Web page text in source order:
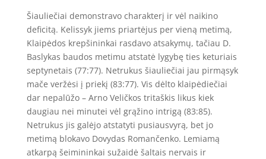
Šiauliečiai demonstravo charakterį ir vėl naikino
deficitą. Kelissyk jiems priartėjus per vieną metimą,
Klaipėdos krepšininkai rasdavo atsakymų, tačiau D.
Baslykas baudos metimu atstatė lygybę ties keturiais
septynetais (77:77). Netrukus šiauliečiai jau pirmąsyk
mače veržėsi į priekį (83:77). Vis dėlto klaipėdiečiai
dar nepalūžo – Arno Veličkos tritaškis likus kiek
daugiau nei minutei vėl grąžino intrigą (83:85).
Netrukus jis galėjo atstatyti pusiausvyrą, bet jo
metimą blokavo Dovydas Romančenko. Lemiamą
atkarpą šeimininkai sužaidė šaltais nervais ir